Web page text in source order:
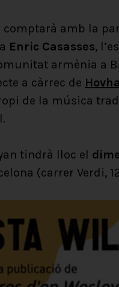
comptarà amb la
Enric Casasses,
armènia a
a càrrec de
de la música
tindrà lloc el
(carrer Verdi,